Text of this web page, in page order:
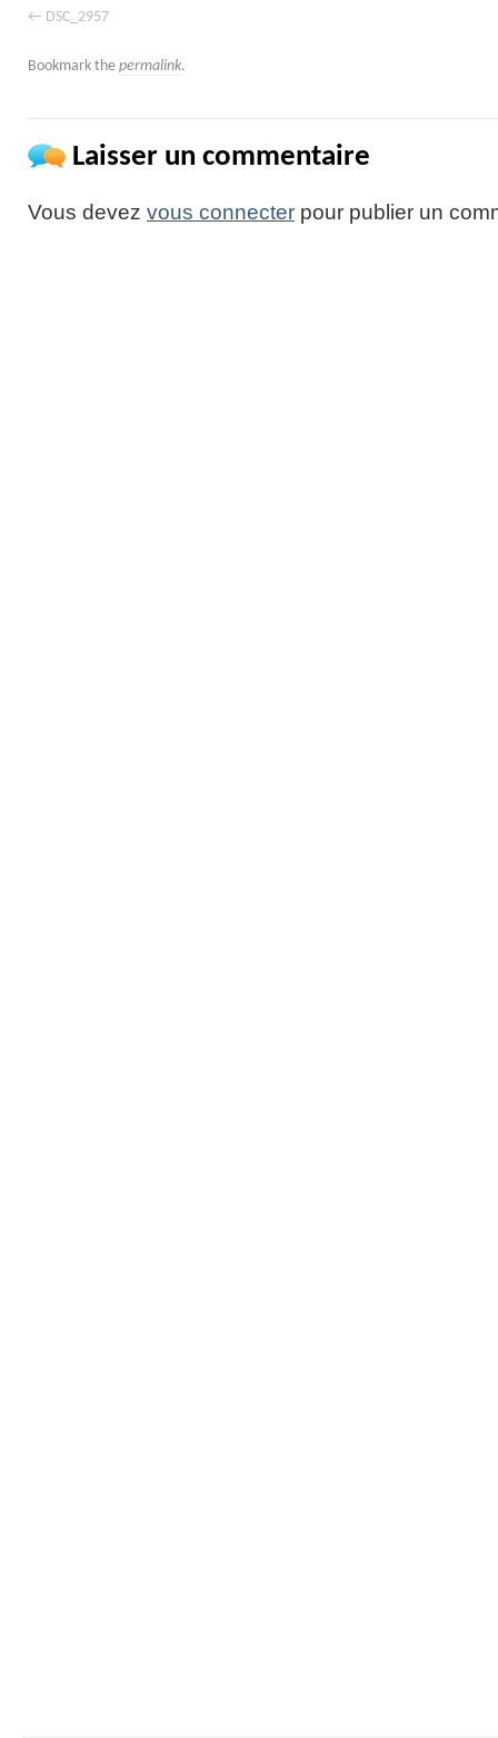
DSC_2957
Bookmark the permalink.
Laisser un commentaire
Vous devez vous connecter pour publier un